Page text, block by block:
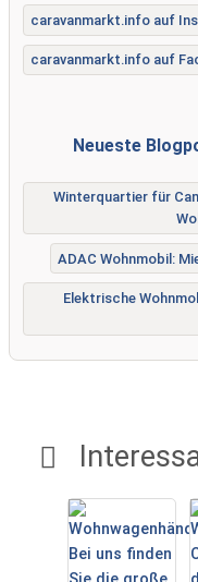
caravanmarkt.info auf
caravanmarkt.info auf
Neueste
Winterquartier für
ADAC Wohnmobil:
Elektrische